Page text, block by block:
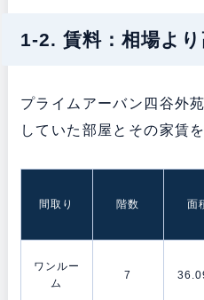
1-2. 賃料：相場より
プライムアーバン四谷外
していた部屋とその家賃
間取り 階数 面
ワンルー
ム
7